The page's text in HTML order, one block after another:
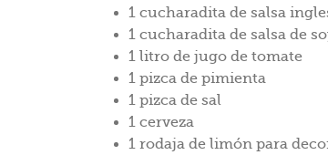
1 cucharadita de salsa
1 cucharadita de salsa de
1 litro de jugo de tomate
1 pizca de pimienta
1 pizca de sal
1 cerveza
1 rodaja de limón para